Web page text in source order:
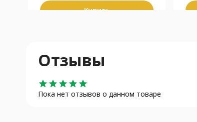
Купить
Отзывы
star star star star star
Пока нет отзывов о данном товаре